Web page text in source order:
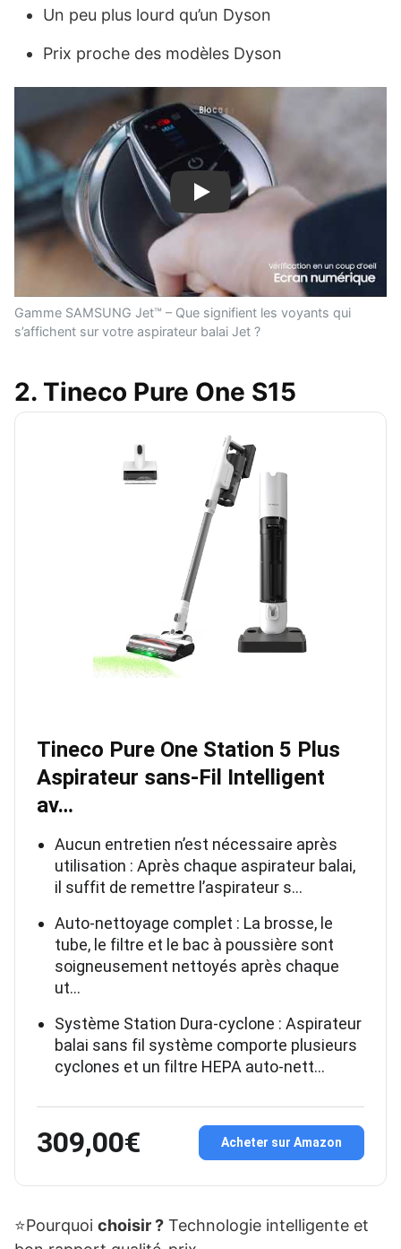
Un peu plus lourd qu’un Dyson
Prix ​​proche des modèles Dyson
Play
Gamme SAMSUNG Jet™ – Que signifient les voyants qui
s’affichent sur votre aspirateur balai Jet ?
2. Tineco Pure One S15
Tineco Pure One Station 5 Plus
Aspirateur sans-Fil Intelligent
av…
Aucun entretien n’est nécessaire après
utilisation : Après chaque aspirateur balai,
il suffit de remettre l’aspirateur s…
Auto-nettoyage complet : La brosse, le
tube, le filtre et le bac à poussière sont
soigneusement nettoyés après chaque
ut…
Système Station Dura-cyclone : Aspirateur
balai sans fil système comporte plusieurs
cyclones et un filtre HEPA auto-nett…
309,00€ Acheter sur Amazon
⭐Pourquoi choisir ? Technologie intelligente et